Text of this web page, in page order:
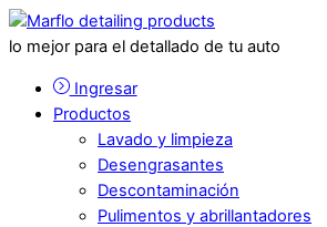
lo mejor para el detallado de tu auto
Ingresar
Productos
Lavado y limpieza
Desengrasantes
Descontaminación
Pulimentos y abrillantadores